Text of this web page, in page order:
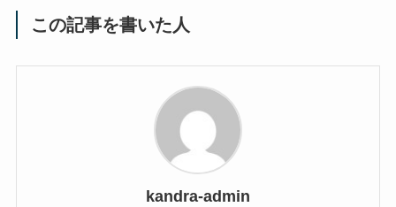
この記事を書いた人
kandra-admin